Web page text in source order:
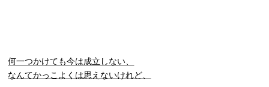
何一つかけても今は成立しない、
なんてかっこよくは思えないけれど、